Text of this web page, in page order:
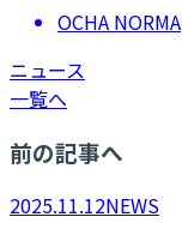
OCHA NORMA
ニュース
一覧へ
前の記事へ
2025.11.12NEWS